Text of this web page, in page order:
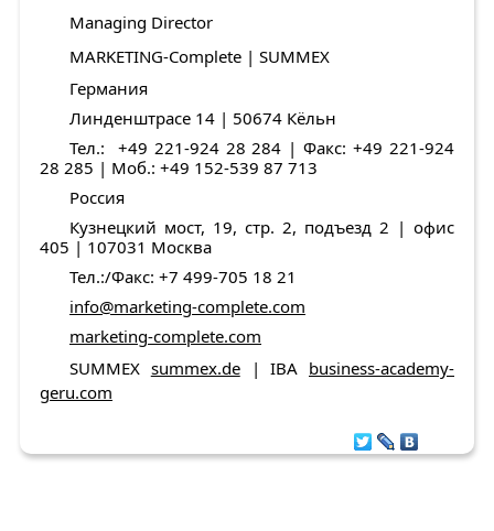
Managing Director
MARKETING-Complete | SUMMEX
Германия
Линденштрасе 14 | 50674 Кёльн
Тел.: +49 221-924 28 284 | Факс: +49 221-924
28 285 | Моб.: +49 152-539 87 713
Россия
Кузнецкий мост, 19, стр. 2, подъезд 2 | офис
405 | 107031 Москва
Тел.:/Факс: +7 499-705 18 21
info@marketing-complete.com
marketing-complete.com
SUMMEX summex.de| IBA business-academy-
geru.com